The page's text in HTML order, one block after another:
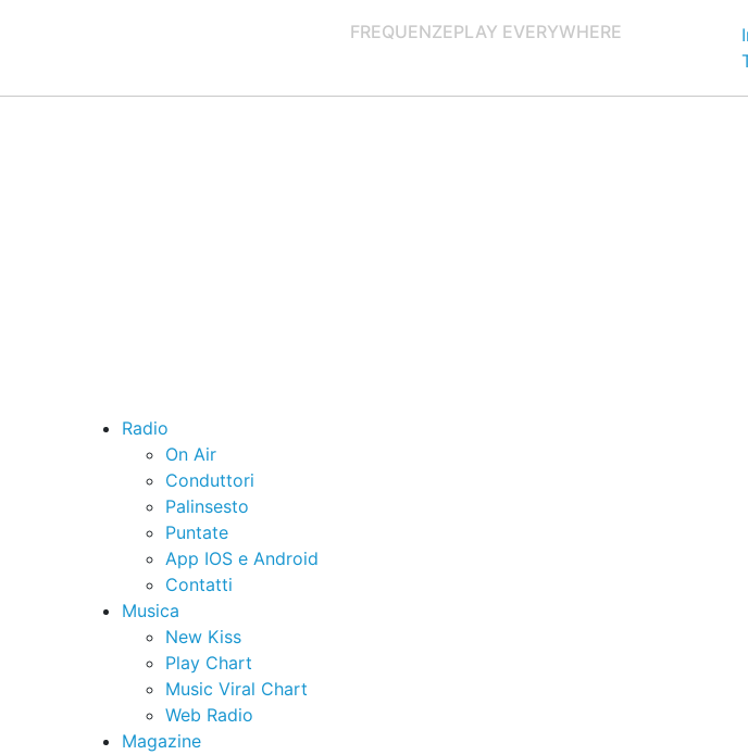
FREQUENZEPLAY EVERYWHERE
Radio
On Air
Conduttori
Palinsesto
Puntate
App IOS e Android
Contatti
Musica
New Kiss
Play Chart
Music Viral Chart
Web Radio
Magazine